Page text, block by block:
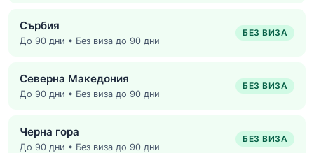
Сърбия
До 90 дни • Без виза до 90 дни
БЕЗ ВИЗА
Северна Македония
До 90 дни • Без виза до 90 дни
БЕЗ ВИЗА
Черна гора
До 90 дни • Без виза до 90 дни
БЕЗ ВИЗА